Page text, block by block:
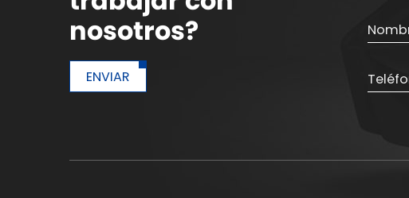
nosotros?
ENVIAR